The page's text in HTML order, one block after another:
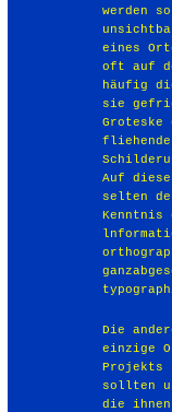
werden
eines
oft auf
häufig
sie
Groteske
Auf
selten
Kenntnis
Die
einzige
Projekts
sollten
die